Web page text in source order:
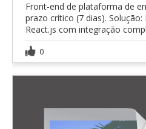
Front-end de plataforma de
prazo crítico (7 dias).
React.js com integração
0